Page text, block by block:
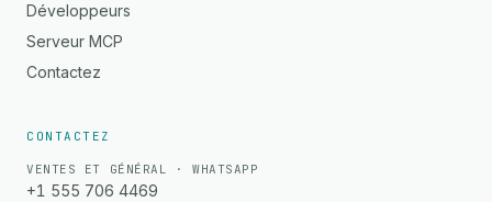
Développeurs
Serveur MCP
Contactez
CONTACTEZ
VENTES ET GÉNÉRAL · WHATSAPP
+1 555 706 4469